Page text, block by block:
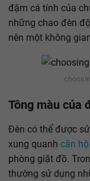
đậm cá tính của
những chao đèn
nên một không
Tông màu của
Đèn có thể được
xung quanh căn hộ
phòng giặt đồ.
thường sử dụng